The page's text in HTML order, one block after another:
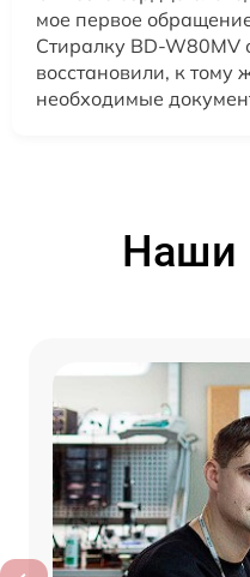
мое первое
Стиралку BD-W80MV
восстановили, к тому
необходимые
Наши